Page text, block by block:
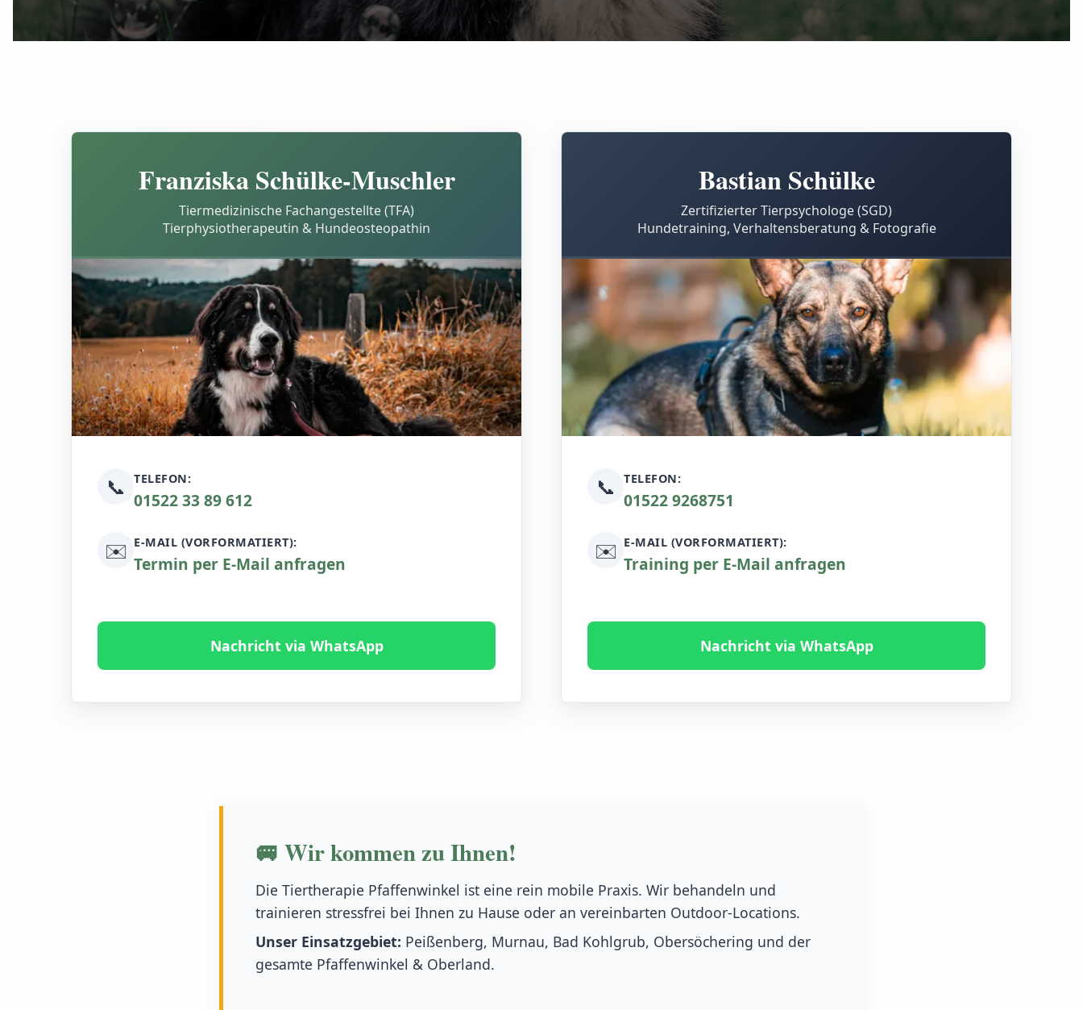
Franziska Schülke-Muschler
Tiermedizinische Fachangestellte (TFA)
Tierphysiotherapeutin & Hundeosteopathin
📞 TELEFON:
01522 33 89 612
✉️ E-MAIL (VORFORMATIERT):
Termin per E-Mail anfragen
Nachricht via WhatsApp
Bastian Schülke
Zertifizierter Tierpsychologe (SGD)
Hundetraining, Verhaltensberatung & Fotografie
📞 TELEFON:
01522 9268751
✉️ E-MAIL (VORFORMATIERT):
Training per E-Mail anfragen
Nachricht via WhatsApp
🚐 Wir kommen zu Ihnen!
Die Tiertherapie Pfaffenwinkel ist eine rein mobile Praxis. Wir behandeln und
trainieren stressfrei bei Ihnen zu Hause oder an vereinbarten Outdoor-Locations.
Unser Einsatzgebiet: Peißenberg, Murnau, Bad Kohlgrub, Obersöchering und der
gesamte Pfaffenwinkel & Oberland.